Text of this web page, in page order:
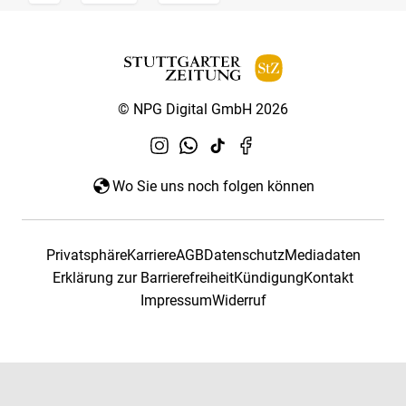
© NPG Digital GmbH 2026
Wo Sie uns noch folgen können
PrivatsphäreKarriereAGBDatenschutzMediadaten
Erklärung zur BarrierefreiheitKündigungKontakt
ImpressumWiderruf